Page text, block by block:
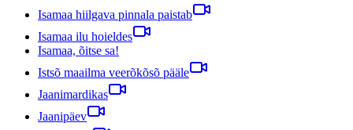
Isamaa hiilgava pinnala paistab
Isamaa ilu hoieldes
Isamaa, õitse sa!
Istsõ maailma veerõkõsõ pääle
Jaanimardikas
Jaanipäev